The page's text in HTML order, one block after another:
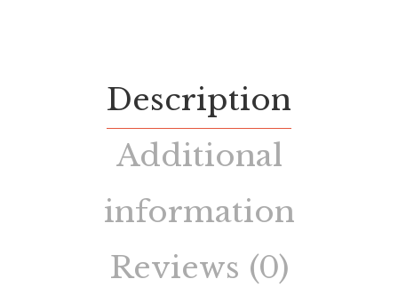
Description
Additional
information
Reviews (0)